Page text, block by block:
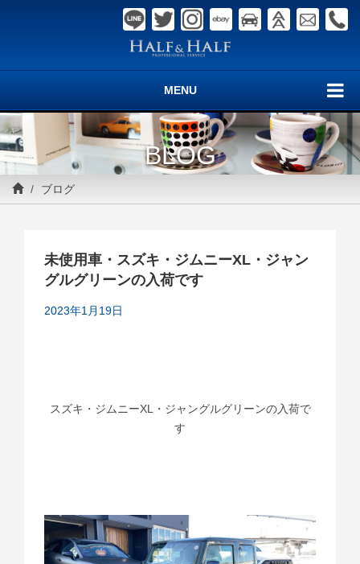
MENU
BLOG
ブログ
未使用車・スズキ・ジムニーXL・ジャン
グルグリーンの入荷です
2023年1月19日
スズキ・ジムニーXL・ジャングルグリーンの入荷で
す